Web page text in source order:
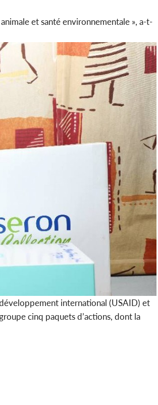
et santé environnementale », a-t-
international (USAID) et
cinq paquets d’actions, dont la